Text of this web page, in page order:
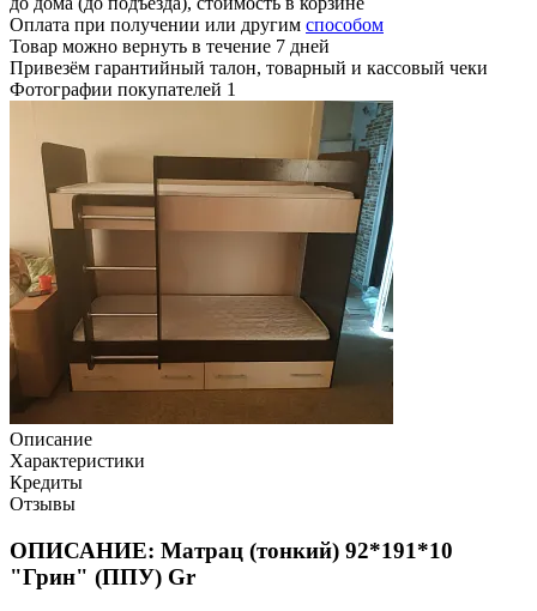
Оплата при получении или другим способом
Товар можно вернуть в течение 7 дней
Привезём гарантийный талон, товарный и кассовый чеки
Фотографии покупателей 1
Описание
Характеристики
Кредиты
Отзывы
ОПИСАНИЕ: Матрац (тонкий) 92*191*10
"Грин" (ППУ) Gr